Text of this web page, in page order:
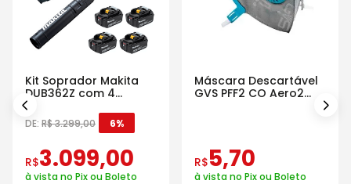
Kit Soprador Makita
DUB362Z com 4
Baterias Carregador e
Maleta
DE: R$3.299,00 6%
R$3.099,00
à vista no Pix ou Boleto
Máscara Descartável
GVS PFF2 CO Aero2
R$5,70
à vista no Pix ou Boleto